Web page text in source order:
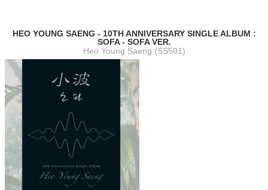
HEO YOUNG SAENG - 10TH ANNIVERSARY SINGLE ALBUM :
SOFA - SOFA VER.
Heo Young Saeng (SS501)